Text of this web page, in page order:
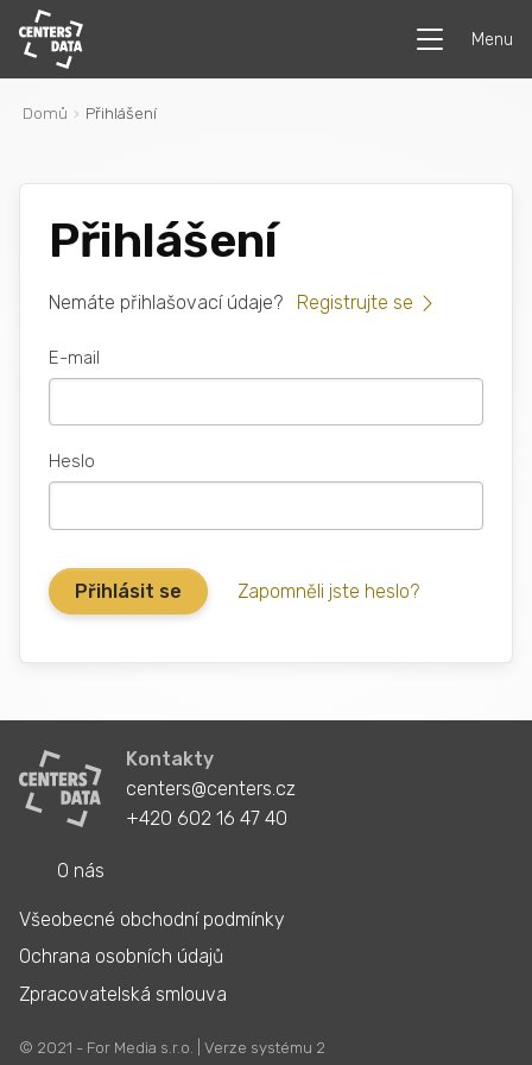
Menu
Domů Přihlášení
Přihlášení
Nemáte přihlašovací údaje? Registrujte se
E-mail
Heslo
Zapomněli jste heslo?
Kontakty
centers@centers.cz
+420 602 16 47 40
O nás
Všeobecné obchodní podmínky
Ochrana osobních údajů
Zpracovatelská smlouva
© 2021 - For Media s.r.o. | Verze systému 2